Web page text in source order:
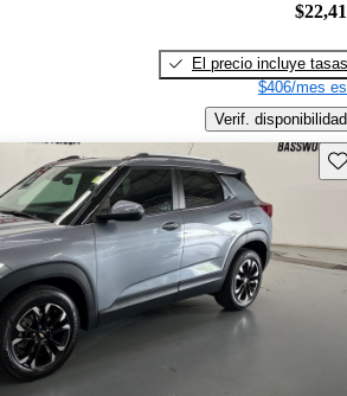
El precio incluye tasas
$406/mes
Verif. disponibilidad